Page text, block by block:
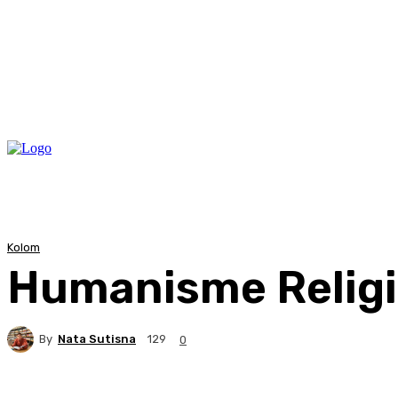
Kolom
Humanisme
By Nata Sutisna 129 0